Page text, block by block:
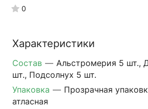
0
Характеристики
Состав — Альстромерия 5 шт.,
шт., Подсолнух 5 шт.
Упаковка — Прозрачная
атласная